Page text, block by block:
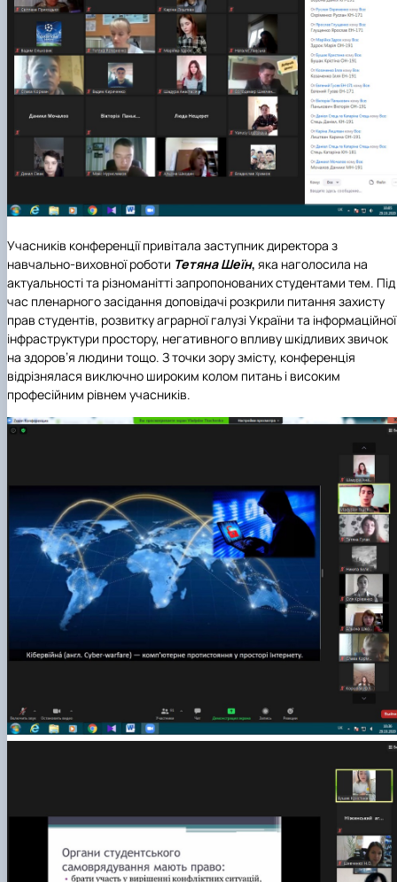
Учасників конференції привітала заступник директора з
навчально-виховної роботи Тетяна Шеїн, яка наголосила на
актуальності та різноманітті запропонованих студентами тем. Під
час пленарного засідання доповідачі розкрили питання захисту
прав студентів, розвитку аграрної галузі України та інформаційної
інфраструктури простору, негативного впливу шкідливих звичок
на здоров’я людини тощо. З точки зору змісту, конференція
відрізнялася виключно широким колом питань і високим
професійним рівнем учасників.